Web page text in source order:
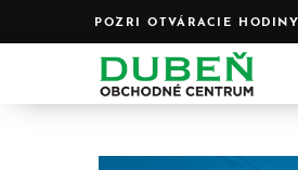
POZRI OTVÁRACIE HODINY